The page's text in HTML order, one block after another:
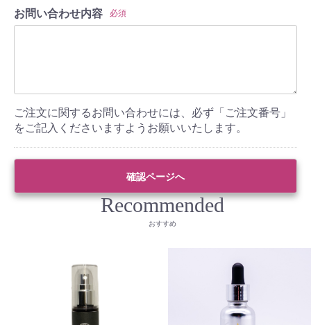
お問い合わせ内容 必須
ご注文に関するお問い合わせには、必ず「ご注文番号」
をご記入くださいますようお願いいたします。
確認ページへ
Recommended
おすすめ